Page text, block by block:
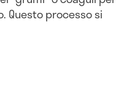
Questo processo si